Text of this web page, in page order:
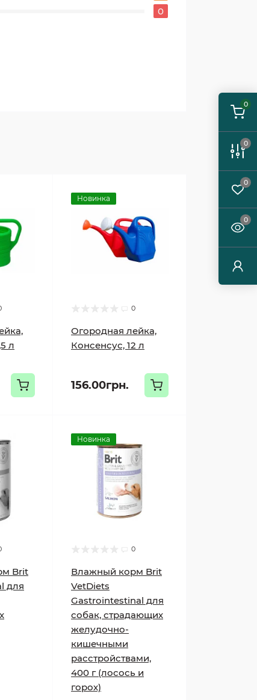
0
0
0
0
0
л
Новинка
0
Огородная лейка,
Консенсус, 12 л
156.00грн.
Brit
для
Новинка
0
Влажный корм Brit
VetDiets
Gastrointestinal для
собак, страдающих
желудочно-
кишечными
расстройствами,
400 г (лосось и
горох)